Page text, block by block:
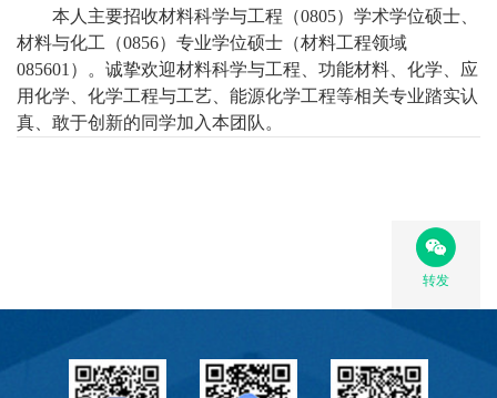
本人主要招收材料科学与工程（0805）学术学位硕士、
材料与化工（0856）专业学位硕士（材料工程领域
085601 ）。诚挚欢迎材料科学与工程、功能材料、化学、应
用化学、化学工程与工艺、能源化学工程等相关专业踏实认
真、敢于创新的同学加入本团队。
转发